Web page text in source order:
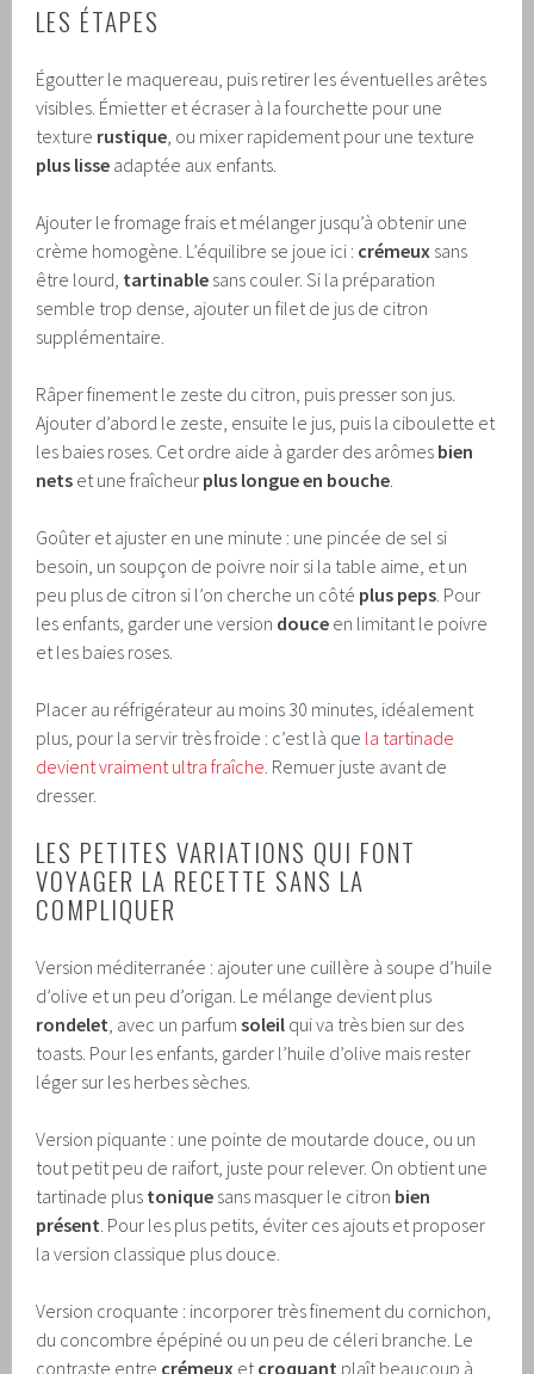
LES ÉTAPES
Égoutter le maquereau, puis retirer les éventuelles arêtes
visibles. Émietter et écraser à la fourchette pour une
texture rustique , ou mixer rapidement pour une texture
plus lisse adaptée aux enfants.
Ajouter le fromage frais et mélanger jusqu’à obtenir une
crème homogène. L’équilibre se joue ici : crémeux sans
être lourd, tartinable sans couler. Si la préparation
semble trop dense, ajouter un filet de jus de citron
supplémentaire.
Râper finement le zeste du citron, puis presser son jus.
Ajouter d’abord le zeste, ensuite le jus, puis la ciboulette et
les baies roses. Cet ordre aide à garder des arômes bien
nets et une fraîcheur plus longue en bouche
Goûter et ajuster en une minute : une pincée de sel si
besoin, un soupçon de poivre noir si la table aime, et un
peu plus de citron si l’on cherche un côté plus peps . Pour
les enfants, garder une version douce en limitant le poivre
et les baies roses.
Placer au réfrigérateur au moins 30 minutes, idéalement
plus, pour la servir très froide : c’est là que la tartinade
devient vraiment ultra fraîche . Remuer juste avant de
dresser.
LES PETITES VARIATIONS QUI FONT
VOYAGER LA RECETTE SANS LA
COMPLIQUER
Version méditerranée : ajouter une cuillère à soupe d’huile
d’olive et un peu d’origan. Le mélange devient plus
rondelet , avec un parfumsoleil qui va très bien sur des
toasts. Pour les enfants, garder l’huile d’olive mais rester
léger sur les herbes sèches.
Version piquante : une pointe de moutarde douce, ou un
tout petit peu de raifort, juste pour relever. On obtient une
tartinade plus tonique sans masquer le citron bien
présent . Pour les plus petits, éviter ces ajouts et proposer
la version classique plus douce.
Version croquante : incorporer très finement du cornichon,
du concombre épépiné ou un peu de céleri branche. Le
contraste entre crémeux et croquant plaît beaucoup à